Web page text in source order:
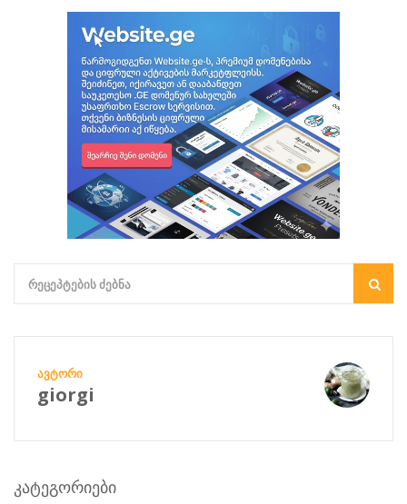
ᲐᲕᲢᲝᲠᲘ
giorgi
კატეგორიები